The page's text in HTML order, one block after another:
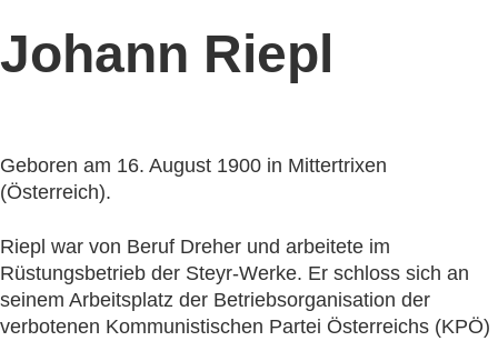
Johann Riepl
Geboren am 16. August 1900 in Mittertrixen
(Österreich).
Riepl war von Beruf Dreher und arbeitete im
Rüstungsbetrieb der Steyr-Werke. Er schloss sich an
seinem Arbeitsplatz der Betriebsorganisation der
verbotenen Kommunistischen Partei Österreichs (KPÖ)